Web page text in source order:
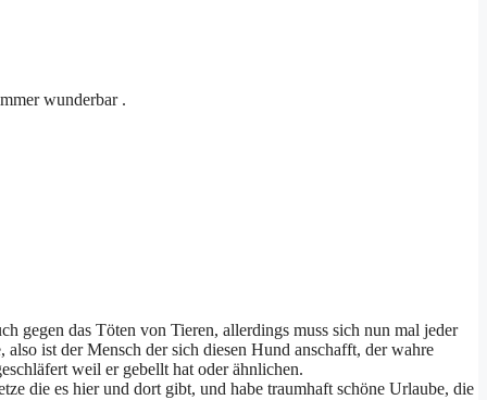
wunderbar .
gegen das Töten von Tieren, allerdings muss sich nun mal jeder
ist der Mensch der sich diesen Hund anschafft, der wahre
weil er gebellt hat oder ähnlichen.
die es hier und dort gibt, und habe traumhaft schöne Urlaube, die